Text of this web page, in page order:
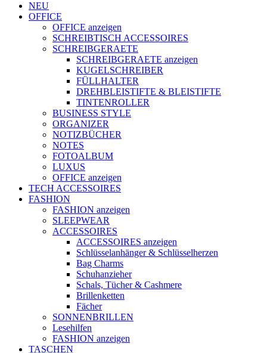
NEU
OFFICE
OFFICE anzeigen
SCHREIBTISCH ACCESSOIRES
SCHREIBGERAETE
SCHREIBGERAETE anzeigen
KUGELSCHREIBER
FÜLLHALTER
DREHBLEISTIFTE & BLEISTIFTE
TINTENROLLER
BUSINESS STYLE
ORGANIZER
NOTIZBÜCHER
NOTES
FOTOALBUM
LUXUS
OFFICE anzeigen
TECH ACCESSOIRES
FASHION
FASHION anzeigen
SLEEPWEAR
ACCESSOIRES
ACCESSOIRES anzeigen
Schlüsselanhänger & Schlüsselherzen
Bag Charms
Schuhanzieher
Schals, Tücher & Cashmere
Brillenketten
Fächer
SONNENBRILLEN
Lesehilfen
FASHION anzeigen
TASCHEN